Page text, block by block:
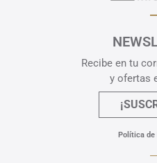
Recibe en tu
y ofertas
Política de